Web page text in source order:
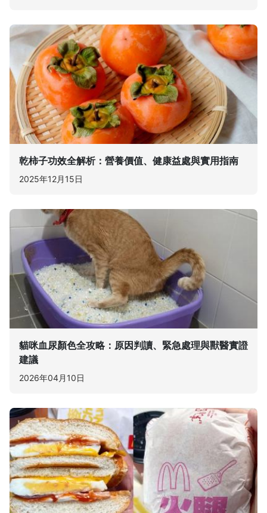
乾柿子功效全解析：營養價值、健康益處與實用指南
2025年12月15日
貓咪血尿顏色全攻略：原因判讀、緊急處理與獸醫實證
建議
2026年04月10日